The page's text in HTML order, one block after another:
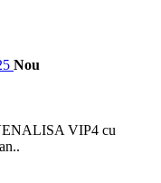
Nou
VIP4 cu